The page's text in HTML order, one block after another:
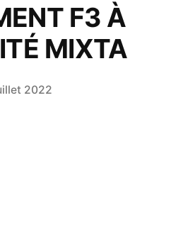
F3 À
MIXTA
2022